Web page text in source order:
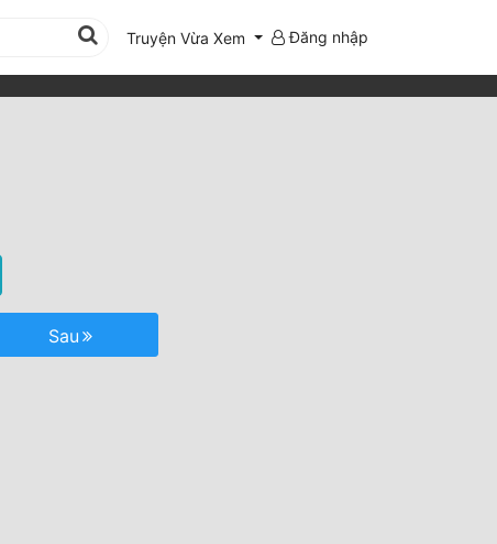
Truyện Vừa Xem Đăng nhập
Sau